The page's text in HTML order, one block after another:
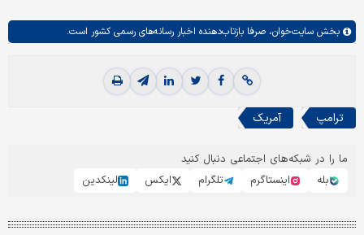
بخش سایت‌خوان، صرفا بازتاب‌دهنده اخبار رسانه‌های رسمی کشور است.
ترامپ آمریک
ما را در شبکه‌های اجتماعی دنبال کنید
بله
اینستاگرم تلگرام ایکس لینکدین